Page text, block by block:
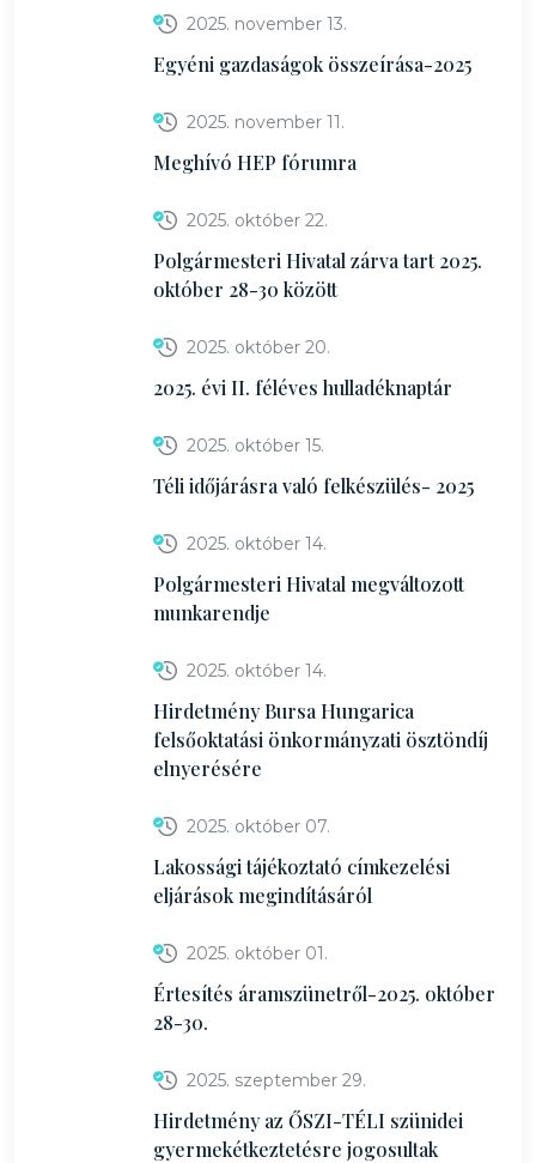
2025. november 13.
Egyéni gazdaságok összeírása-2025
2025. november 11.
Meghívó HEP fórumra
2025. október 22.
Polgármesteri Hivatal zárva tart 2025.
október 28-30 között
2025. október 20.
2025. évi II. féléves hulladéknaptár
2025. október 15.
Téli időjárásra való felkészülés- 2025
2025. október 14.
Polgármesteri Hivatal megváltozott
munkarendje
2025. október 14.
Hirdetmény Bursa Hungarica
felsőoktatási önkormányzati ösztöndíj
elnyerésére
2025. október 07.
Lakossági tájékoztató címkezelési
eljárások megindításáról
2025. október 01.
Értesítés áramszünetről-2025. október
28-30.
2025. szeptember 29.
Hirdetmény az ŐSZI-TÉLI szünidei
gyermekétkeztetésre jogosultak